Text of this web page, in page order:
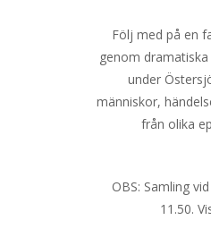
Följ med på en
genom
under
människor,
från olika
OBS: Samling
11.50.